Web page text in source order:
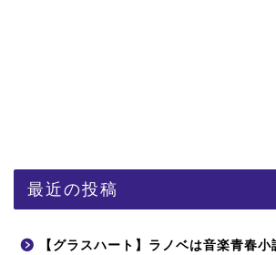
最近の投稿
【グラスハート】ラノベは音楽青春